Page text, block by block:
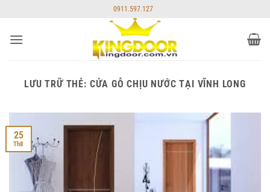
nội
0911.597.127
LƯU TRỮ THẺ: CỬA GỖ CHỊU NƯỚC TẠI VĨNH LONG
25
Th8